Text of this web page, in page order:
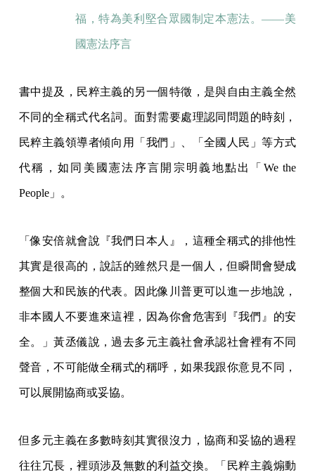
福，特為美利堅合眾國制定本憲法。——美
國憲法序言
書中提及，民粹主義的另一個特徵，是與自由主義全然
不同的全稱式代名詞。面對需要處理認同問題的時刻，
民粹主義領導者傾向用「我們」、「全國人民」等方式
代稱，如同美國憲法序言開宗明義地點出「We the
People」。
「像安倍就會說『我們日本人』，這種全稱式的排他性
其實是很高的，說話的雖然只是一個人，但瞬間會變成
整個大和民族的代表。因此像川普更可以進一步地說，
非本國人不要進來這裡，因為你會危害到『我們』的安
全。」黃丞儀說，過去多元主義社會承認社會裡有不同
聲音，不可能做全稱式的稱呼，如果我跟你意見不同，
可以展開協商或妥協。
但多元主義在多數時刻其實很沒力，協商和妥協的過程
往往冗長，裡頭涉及無數的利益交換。「民粹主義煽動